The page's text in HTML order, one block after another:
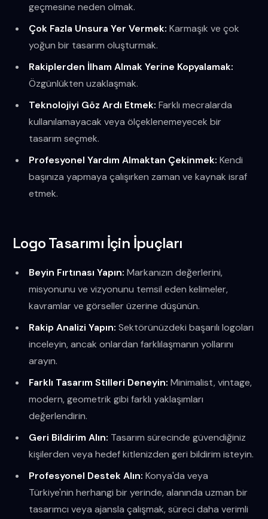
geçmesine neden olmak.
Çok Fazla Unsura Yer Vermek: Karmaşık ve çok
yoğun bir tasarım oluşturmak.
Rakiplerden İlham Almak Yerine Kopyalamak:
Özgünlükten uzaklaşmak.
Teknolojiyi Göz Ardı Etmek: Farklı mecralarda
kullanılamayacak veya ölçeklenemeyecek bir
tasarım seçmek.
Profesyonel Yardım Almaktan Çekinmek: Kendi
başınıza yapmaya çalışırken zaman ve kaynak israf
etmek.
Logo Tasarımı İçin İpuçları
Beyin Fırtınası Yapın: Markanızın değerlerini,
misyonunu ve vizyonunu temsil eden kelimeler,
kavramlar ve görseller üzerine düşünün.
Rakip Analizi Yapın: Sektörünüzdeki başarılı logoları
inceleyin, ancak onlardan farklılaşmanın yollarını
arayın.
Farklı Tasarım Stilleri Deneyin: Minimalist, vintage,
modern, geometrik gibi farklı yaklaşımları
değerlendirin.
Geri Bildirim Alın: Tasarım sürecinde güvendiğiniz
kişilerden veya hedef kitlenizden geri bildirim isteyin.
Profesyonel Destek Alın: Konya'da veya
Türkiye'nin herhangi bir yerinde, alanında uzman bir
tasarımcı veya ajansla çalışmak, süreci daha verimli